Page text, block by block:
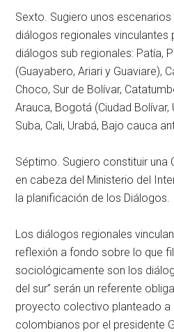
Sexto. Sugiero unos
diálogos regionales vinculantes
diálogos sub regionales: Patía,
(Guayabero, Ariari y Guaviare),
Choco, Sur de Bolívar,
Arauca, Bogotá (Ciudad Bolívar,
Suba, Cali, Urabá, Bajo cauca
Séptimo. Sugiero constituir una
en cabeza del Ministerio del
la planificación de los Diálogos.
Los diálogos regionales
reflexión a fondo sobre lo que
sociológicamente son los
del sur” serán un referente
proyecto colectivo planteado a
colombianos por el presidente